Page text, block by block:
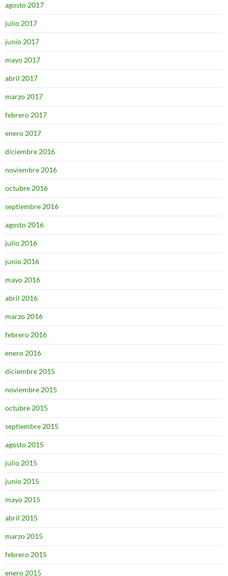
agosto 2017
julio 2017
junio 2017
mayo 2017
abril 2017
marzo 2017
febrero 2017
enero 2017
diciembre 2016
noviembre 2016
octubre 2016
septiembre 2016
agosto 2016
julio 2016
junio 2016
mayo 2016
abril 2016
marzo 2016
febrero 2016
enero 2016
diciembre 2015
noviembre 2015
octubre 2015
septiembre 2015
agosto 2015
julio 2015
junio 2015
mayo 2015
abril 2015
marzo 2015
febrero 2015
enero 2015